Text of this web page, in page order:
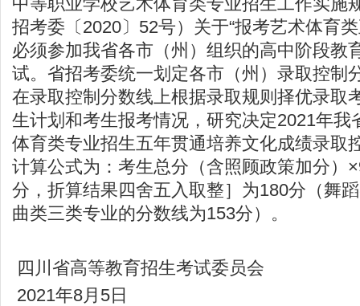
招考委〔2020〕52号）关于“报考艺术体育
必须参加我省各市（州）组织的高中阶段教
试。省招考委统一划定各市（州）录取控制
在录取控制分数线上根据录取规则择优录取
生计划和考生报考情况，研究决定2021年我
体育类专业招生五年贯通培养文化成绩录取
计算公式为：考生总分（含照顾政策加分）
分，折算结果四舍五入取整］为180分（舞
曲类三类专业的分数线为153分）。
四川省高等教育招生考试委员会
2021年8月5日